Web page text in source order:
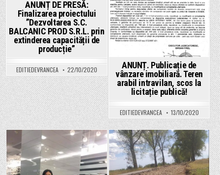
cererilor
cadrul
Măsurii
21
in
ANUNȚ DE PRESĂ:
Finalizarea proiectului
”Dezvoltarea S.C.
BALCANIC PROD S.R.L. prin
extinderea capacității de
producție”
EDITIEDEVRANCEA 22/10/2020
in
ANUNȚ. Publicație de
vânzare imobiliară. Teren
arabil intravilan, scos la
licitație publică!
EDITIEDEVRANCEA 13/10/2020
Posted
in
Posted
in